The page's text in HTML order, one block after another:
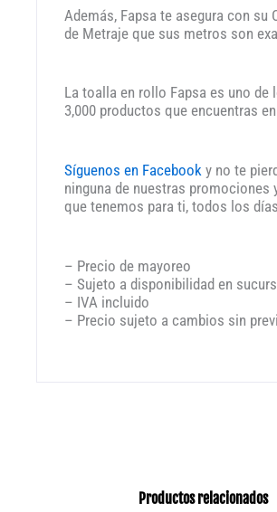
Además, Fapsa te asegura con su
de Metraje que sus metros son
La toalla en rollo Fapsa es uno de
3,000 productos que encuentras
Síguenos en Facebook y no te
ninguna de nuestras promociones
que tenemos para ti, todos los
– Precio de mayoreo
– Sujeto a disponibilidad en
– IVA incluido
– Precio sujeto a cambios sin
Productos relacionados